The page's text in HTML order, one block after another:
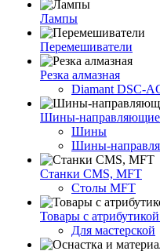
Лампы
Перемешиватели
Резка алмазная
Diamant DSC-
Шины-направляющие
Шины
Шины-
Станки CMS, MFT
Столы MFT
Товары с
Для мастерской